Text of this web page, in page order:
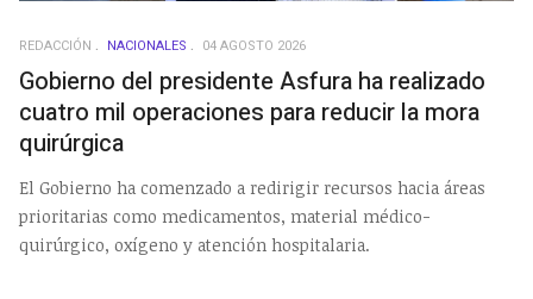
REDACCIÓN NACIONALES 04 AGOSTO 2026
Gobierno del presidente Asfura ha realizado
cuatro mil operaciones para reducir la mora
quirúrgica
El Gobierno ha comenzado a redirigir recursos hacia áreas
prioritarias como medicamentos, material médico-
quirúrgico, oxígeno y atención hospitalaria.